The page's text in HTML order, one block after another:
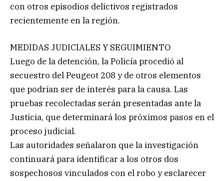
con otros episodios delictivos registrados
recientemente en la región.
MEDIDAS JUDICIALES Y SEGUIMIENTO
Luego de la detención, la Policía procedió al
secuestro del Peugeot 208 y de otros elementos
que podrían ser de interés para la causa. Las
pruebas recolectadas serán presentadas ante la
Justicia, que determinará los próximos pasos en el
proceso judicial.
Las autoridades señalaron que la investigación
continuará para identificar a los otros dos
sospechosos vinculados con el robo y esclarecer